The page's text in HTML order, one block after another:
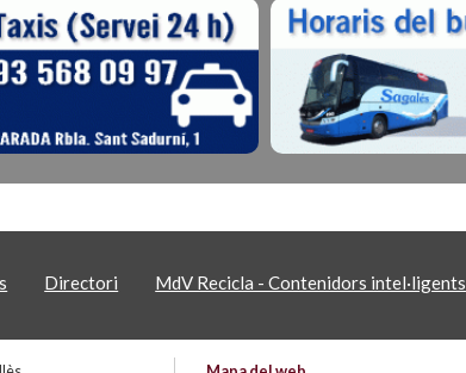
Directori MdV Recicla - Contenidors intel·ligents